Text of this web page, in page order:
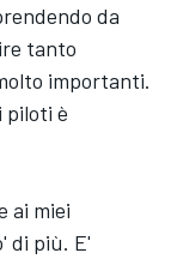
da
tanto
importanti.
piloti è
ai miei
di più. E'